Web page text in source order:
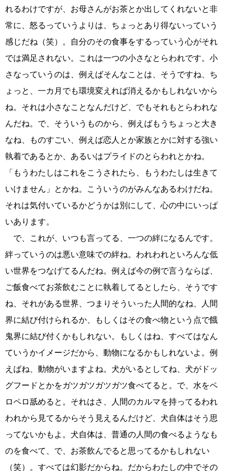
れるわけですが、お母さんがお茶とか出してくれないと非
常に、怒るっていうよりは、ちょっとあり得ないっていう
感じだね（笑）。自分のその食事をするっていう心がそれ
では満足されない。これは一つの小さなとらわれです。小
さなっていうのは、例えばそんなことは、そうですね、ち
ょっと、一カ月でも環境変えれば消えるかもしれないから
ね。それは小さなことなんだけど、でもそれもとらわれな
んだね。で、そういうものから、例えばもうちょっと大き
なね、ものすごい、例えば恋人とか家族とかに対する強い
執着であるとか、あるいはプライドのとらわれとかね。
「もうわたしはこれをこうされたら、もうわたしは生きて
いけません」とかね。こういうのがみんなあるわけだね。
それは気付いているかどうかは別にして、心の中にいっぱ
いあります。
で、これが、いつも言ってる、一つの絆になるんです。
絆っていうのは悪い意味での絆ね。われわれといろんな低
い世界をつなげてるんだね。例えば今の例で言うならば、
ご飯食べてお茶飲むことに執着してるとしたら、そうです
ね、それがある世界、つまりそういった人間的なね、人間
界に結び付けられるか、もしくはその食べ物という点で餓
鬼界に結び付くかもしれない。もしくはね、すべてはなん
ていうかイメージだから、動物になるかもしれないよ。例
えばね、動物がいますよね。犬がいるとしてね、犬がドッ
グフードとかをガツガツガツガツ食べてると。で、水をペ
ロペロ舐めると。それはさ、人間のカルマを持ってるわれ
われから見てるからそう見えるんだけど、犬自体はそう思
ってないかもよ。犬自体は、普通の人間の食べるようなも
のを食べて、で、お茶飲んでると思ってるかもしれない
（笑）。すべては幻影だからね。だからわたしの中でその